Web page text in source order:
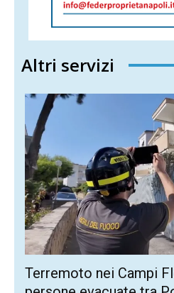
Altri servizi
Terremoto nei Campi